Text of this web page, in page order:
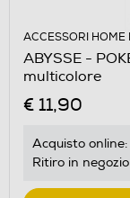
ACCESSORI HOME
ABYSSE -
multicolore
€ 11,90
Acquisto online:
Ritiro in